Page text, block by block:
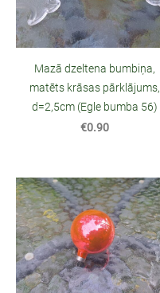
Mazā dzeltena bumbiņa,
matēts krāsas pārklājums,
d=2,5cm (Egle bumba 56)
€0.90